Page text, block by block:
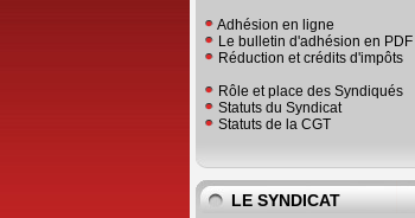
Adhésion en ligne
Le bulletin d'adhésion en PDF
Réduction et crédits d'impôts
Rôle et place des Syndiqués
Statuts du Syndicat
Statuts de la CGT
LE SYNDICAT